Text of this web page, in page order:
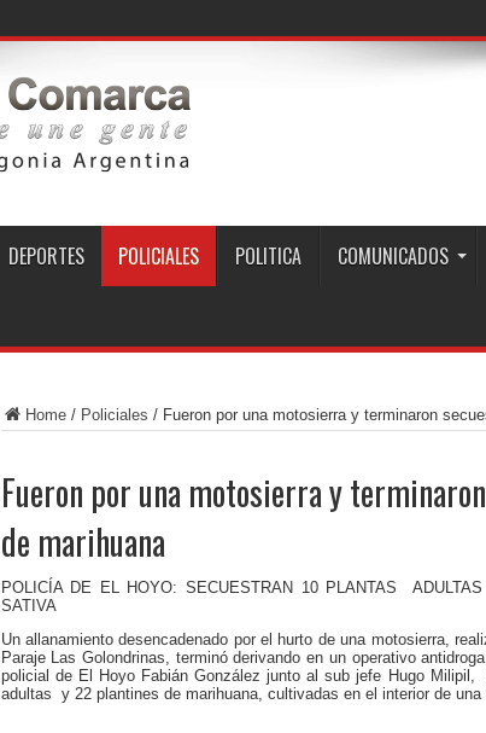
DEPORTES POLICIALES POLITICA COMUNICADOS
Home/ Policiales / Fueron por una motosierra y terminaron
Fueron por una motosierra y
de marihuana
POLICÍA DE EL HOYO: SECUESTRAN 10 PLANTAS
SATIVA
Un allanamiento desencadenado por el hurto de una motosierra,
Paraje Las Golondrinas, terminó derivando en un operativo
policial de El Hoyo Fabián González junto al sub jefe Hugo
adultas y 22 plantines de marihuana, cultivadas en el interior de una